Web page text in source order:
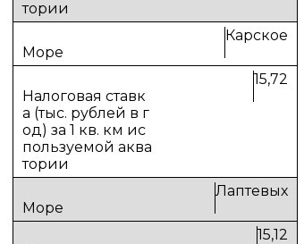
Карское
15,72
Лаптевых
15,12